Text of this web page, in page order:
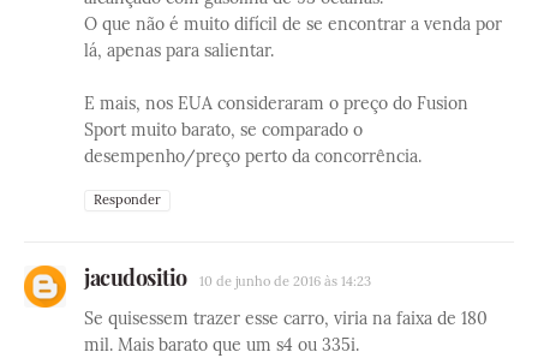
O que não é muito difícil de se encontrar a venda por
lá, apenas para salientar.
E mais, nos EUA consideraram o preço do Fusion
Sport muito barato, se comparado o
desempenho/preço perto da concorrência.
Responder
jacudositio 10 de junho de 2016 às 14:23
Se quisessem trazer esse carro, viria na faixa de 180
mil. Mais barato que um s4 ou 335i.